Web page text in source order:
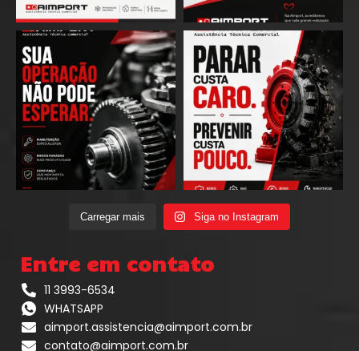
Carregar mais Siga no Instagram
Entre em contato
11 3993-6534
WHATSAPP
aimport.assistencia@aimport.com.br
contato@aimport.com.br